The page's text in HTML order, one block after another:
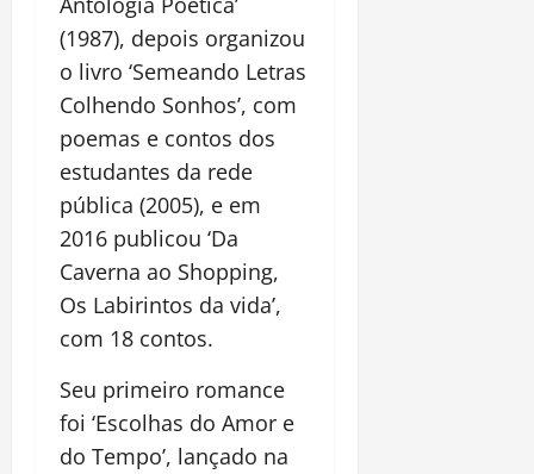
(1987), depois organizou
o livro ‘Semeando Letras
Colhendo Sonhos’, com
poemas e contos dos
estudantes da rede
pública (2005), e em
2016 publicou ‘Da
Caverna ao Shopping,
Os Labirintos da vida’,
com 18 contos.
Seu primeiro romance
foi ‘Escolhas do Amor e
do Tempo’, lançado na